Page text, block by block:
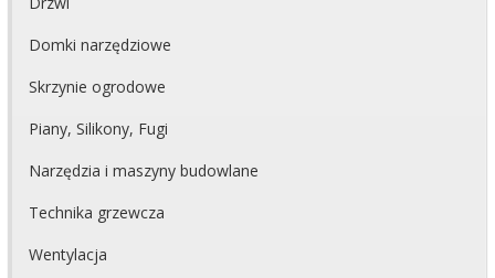
Domki narzędziowe
Skrzynie ogrodowe
Piany, Silikony, Fugi
Narzędzia i maszyny budowlane
Technika grzewcza
Wentylacja